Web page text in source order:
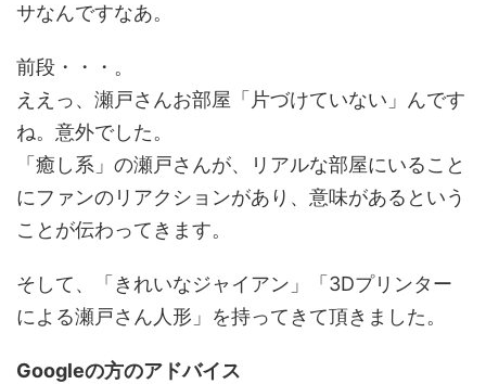
サなんですなあ。
前段・・・。
ええっ、瀬戸さんお部屋「片づけていない」んです
ね。意外でした。
「癒し系」の瀬戸さんが、リアルな部屋にいること
にファンのリアクションがあり、意味があるという
ことが伝わってきます。
そして、「きれいなジャイアン」「3Dプリンター
による瀬戸さん人形」を持ってきて頂きました。
Googleの方のアドバイス